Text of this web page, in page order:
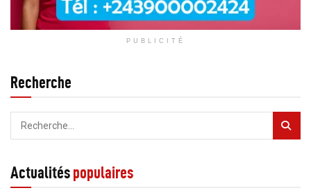
PUBLICITÉ
Recherche
Actualitéspopulaires